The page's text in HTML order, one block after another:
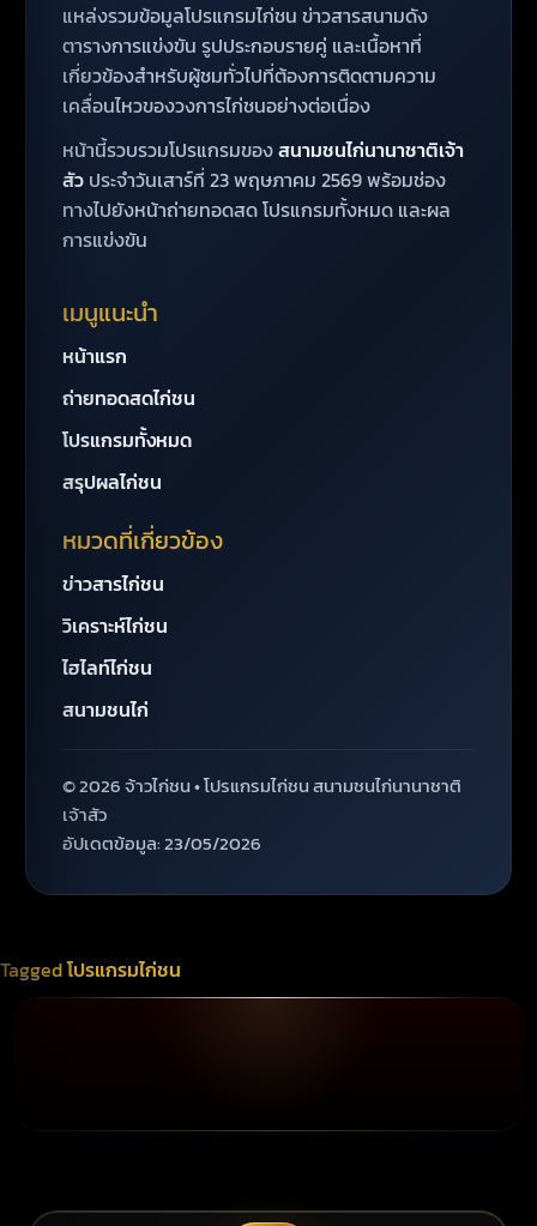
แหล่งรวมข้อมูลโปรแกรมไก่ชน ข่าวสารสนามดัง
ตารางการแข่งขัน รูปประกอบรายคู่ และเนื้อหาที่
เกี่ยวข้องสำหรับผู้ชมทั่วไปที่ต้องการติดตามความ
เคลื่อนไหวของวงการไก่ชนอย่างต่อเนื่อง
หน้านี้รวบรวมโปรแกรมของสนามชนไก่นานาชาติเจ้า
สัว ประจำวันเสาร์ที่ 23 พฤษภาคม 2569 พร้อมช่อง
ทางไปยังหน้าถ่ายทอดสด โปรแกรมทั้งหมด และผล
การแข่งขัน
เมนูแนะนำ
หน้าแรก
ถ่ายทอดสดไก่ชน
โปรแกรมทั้งหมด
สรุปผลไก่ชน
หมวดที่เกี่ยวข้อง
ข่าวสารไก่ชน
วิเคราะห์ไก่ชน
ไฮไลท์ไก่ชน
สนามชนไก่
© 2026 จ้าวไก่ชน • โปรแกรมไก่ชน สนามชนไก่นานาชาติ
เจ้าสัว
อัปเดตข้อมูล: 23/05/2026
Taggedโปรแกรมไก่ชน